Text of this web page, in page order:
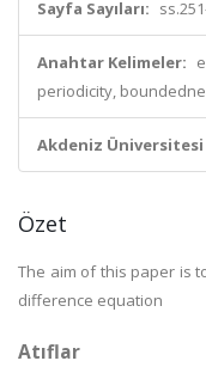
Sayfa Sayıları:
Anahtar Kelimeler:
periodicity,
Akdeniz Üniversitesi
Özet
The aim of this paper is
difference equation
Atıflar